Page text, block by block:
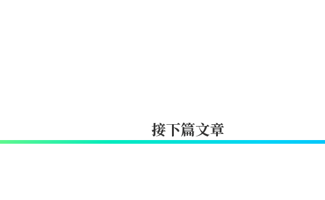
接下篇文章